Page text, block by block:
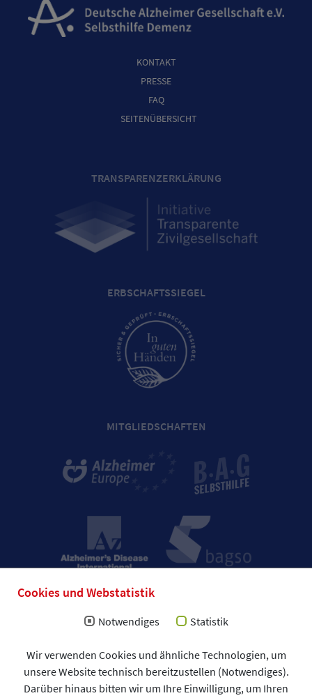
Cookies und Webstatistik
Notwendiges Statistik
Wir verwenden Cookies und ähnliche Technologien, um
unsere Website technisch bereitzustellen (Notwendiges).
Darüber hinaus bitten wir um Ihre Einwilligung, um Ihren
KONTAKT
PRESSE
FAQ
SEITENÜBERSICHT
TRANSPARENZERKLÄRUNG
ERBSCHAFTSSIEGEL
MITGLIEDSCHAFTEN
Impressum
Allgemeine Geschäftsbedingungen (AGB)
Datenschutzerklärung
Spendenformular